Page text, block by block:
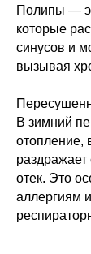
Полипы —
которые
синусов и
вызывая
В зимний
отопление,
отек. Это
аллергиям